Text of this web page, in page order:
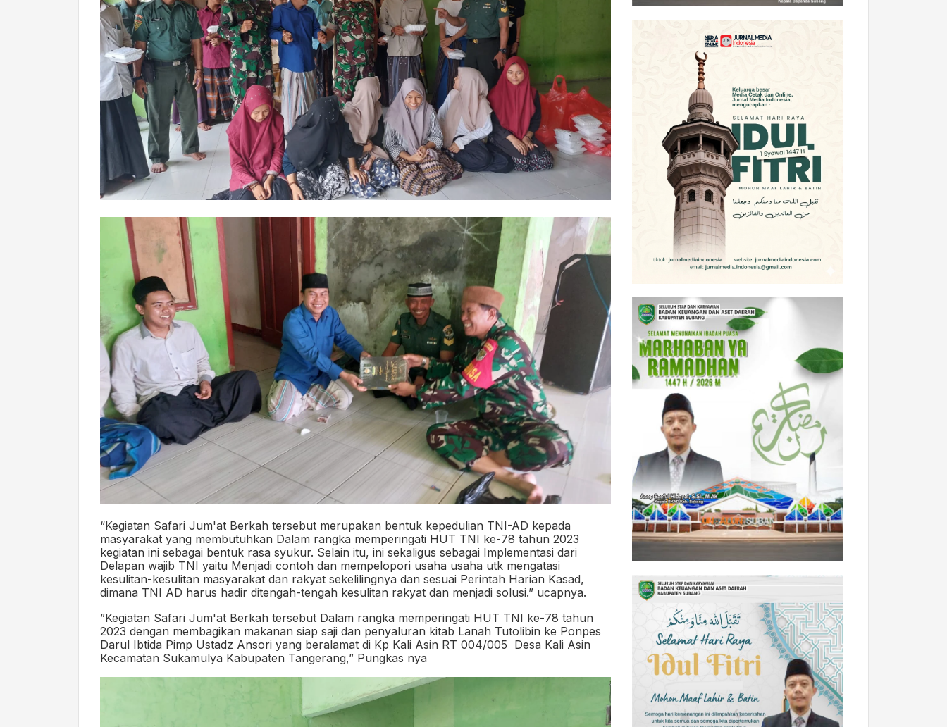
“Kegiatan Safari Jum'at Berkah tersebut merupakan bentuk kepedulian TNI-AD kepada
masyarakat yang membutuhkan Dalam rangka memperingati HUT TNI ke-78 tahun 2023
kegiatan ini sebagai bentuk rasa syukur. Selain itu, ini sekaligus sebagai Implementasi dari
Delapan wajib TNI yaitu Menjadi contoh dan mempelopori usaha usaha utk mengatasi
kesulitan-kesulitan masyarakat dan rakyat sekelilingnya dan sesuai Perintah Harian Kasad,
dimana TNI AD harus hadir ditengah-tengah kesulitan rakyat dan menjadi solusi.” ucapnya.
”Kegiatan Safari Jum'at Berkah tersebut Dalam rangka memperingati HUT TNI ke-78 tahun
2023 dengan membagikan makanan siap saji dan penyaluran kitab Lanah Tutolibin ke Ponpes
Darul Ibtida Pimp Ustadz Ansori yang beralamat di Kp Kali Asin RT 004/005 Desa Kali Asin
Kecamatan Sukamulya Kabupaten Tangerang,” Pungkas nya